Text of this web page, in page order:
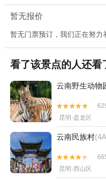
暂无报价
暂无门票预订，我们正在努力
看了该景点的人还看
云南野生动物


昆明·盘龙区
云南民族村


昆明·西山区